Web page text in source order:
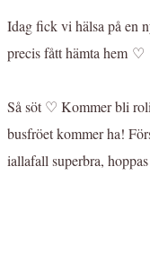
Idag fick vi hälsa på en
precis fått hämta hem ♡
Så söt ♡ Kommer bli
busfröet kommer ha!
iallafall superbra,